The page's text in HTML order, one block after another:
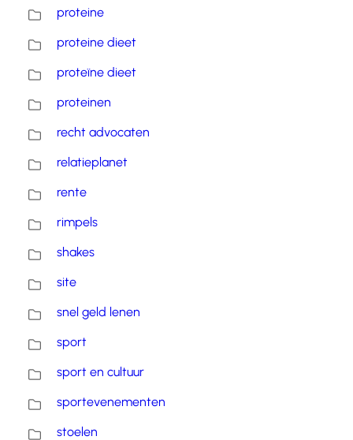
proteine
proteine dieet
proteïne dieet
proteinen
recht advocaten
relatieplanet
rente
rimpels
shakes
site
snel geld lenen
sport
sport en cultuur
sportevenementen
stoelen